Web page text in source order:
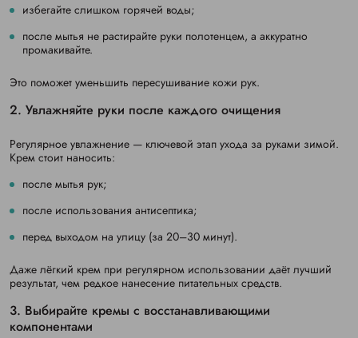
избегайте слишком горячей воды;
после мытья не растирайте руки полотенцем, а аккуратно
промакивайте.
Это поможет уменьшить пересушивание кожи рук.
2. Увлажняйте руки после каждого очищения
Регулярное увлажнение — ключевой этап ухода за руками зимой.
Крем стоит наносить:
после мытья рук;
после использования антисептика;
перед выходом на улицу (за 20–30 минут).
Даже лёгкий крем при регулярном использовании даёт лучший
результат, чем редкое нанесение питательных средств.
3. Выбирайте кремы с восстанавливающими
компонентами